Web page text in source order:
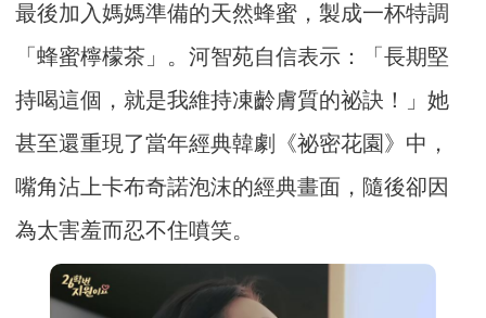
最後加入媽媽準備的天然蜂蜜，製成一杯特調
「蜂蜜檸檬茶」。河智苑自信表示：「長期堅
持喝這個，就是我維持凍齡膚質的祕訣！」她
甚至還重現了當年經典韓劇《祕密花園》中，
嘴角沾上卡布奇諾泡沫的經典畫面，隨後卻因
為太害羞而忍不住噴笑。